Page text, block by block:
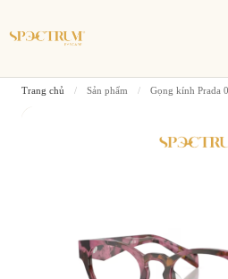
Tìm theo tên, mã gọng, thương hiệu…
Trang chủ / Sản phẩm / Gọng kính Prada